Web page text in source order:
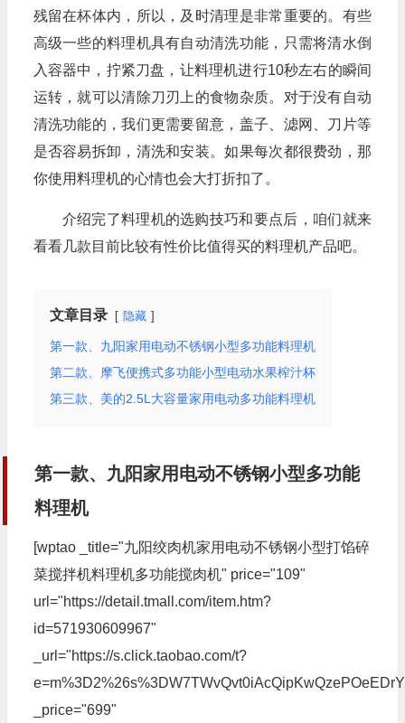
残留在杯体内，所以，及时清理是非常重要的。有些
高级一些的料理机具有自动清洗功能，只需将清水倒
入容器中，拧紧刀盘，让料理机进行10秒左右的瞬间
运转，就可以清除刀刃上的食物杂质。对于没有自动
清洗功能的，我们更需要留意，盖子、滤网、刀片等
是否容易拆卸，清洗和安装。如果每次都很费劲，那
你使用料理机的心情也会大打折扣了。
介绍完了料理机的选购技巧和要点后，咱们就来
看看几款目前比较有性价比值得买的料理机产品吧。
文章目录 隐藏
第一款、九阳家用电动不锈钢小型多功能料理机
第二款、摩飞便携式多功能小型电动水果榨汁杯
第三款、美的2.5L大容量家用电动多功能料理机
第一款、九阳家用电动不锈钢小型多功能
料理机
[wptao _title="九阳绞肉机家用电动不锈钢小型打馅碎
菜搅拌机料理机多功能搅肉机" price="109"
url="https://detail.tmall.com/item.htm?
id=571930609967"
_url="https://s.click.taobao.com/t?
_price="699"